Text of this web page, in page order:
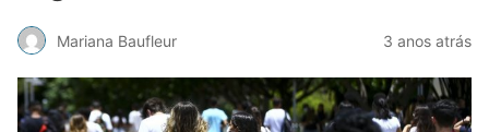
Mariana Baufleur 3 anos atrás